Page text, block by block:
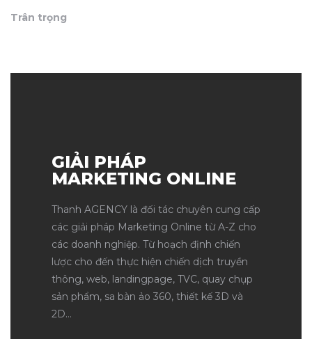
Trân trọng
GIẢI PHÁP
MARKETING ONLINE
Thanh AGENCY là đối tác chuyên cung cấp
các giải pháp Marketing Online từ A-Z cho
các doanh nghiệp. Từ hoạch định chiến
lược cho đến thực hiện chiến dịch truyền
thông, web, landingpage, TVC, quay chụp
sản phẩm, sa bàn ảo 360, thiết kế 3D và
2D…